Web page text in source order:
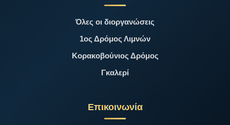
Όλες οι διοργανώσεις
1ος Δρόμος Λιμνών
Κορακοβούνιος Δρόμος
Γκαλερί
Επικοινωνία